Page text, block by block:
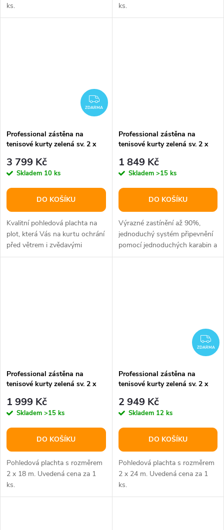
ks. ks.
ZDARMA
ZDARMA
Professional zástěna na
tenisové kurty zelená sv. 2 x
3 799 Kč
Skladem 10 ks
DO KOŠÍKU
Kvalitní pohledová plachta na
plot, která Vás na kurtu ochrání
před větrem i zvědavými
pohledy kolemjdoucích.
Professional zástěna na
tenisové kurty zelená sv. 2 x
1 849 Kč
Skladem >15 ks
DO KOŠÍKU
Výrazné zastínění až 90%,
jednoduchý systém připevnění
pomocí jednoduchých karabin a
mosazných oček.
Professional zástěna na
tenisové kurty zelená sv. 2 x
1 999 Kč
Skladem >15 ks
DO KOŠÍKU
Pohledová plachta s rozměrem
2 x 18 m. Uvedená cena za 1
ks.
ZDARMA
Professional zástěna na
tenisové kurty zelená sv. 2 x
2 949 Kč
Skladem 12 ks
DO KOŠÍKU
Pohledová plachta s rozměrem
2 x 24 m. Uvedená cena za 1
ks.